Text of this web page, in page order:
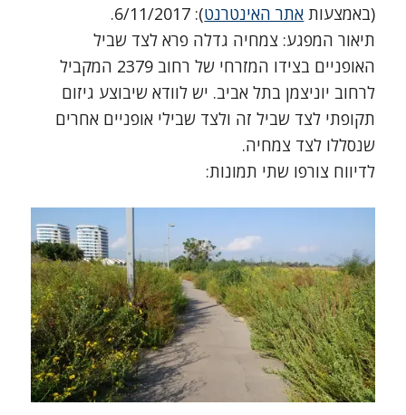
(באמצעות אתר האינטרנט): 6/11/2017.
תיאור המפגע: צמחיה גדלה פרא לצד שביל
האופניים בצידו המזרחי של רחוב 2379 המקביל
לרחוב יוניצמן בתל אביב. יש לוודא שיבוצע גיזום
תקופתי לצד שביל זה ולצד שבילי אופניים אחרים
שנסללו לצד צמחיה.
לדיווח צורפו שתי תמונות: